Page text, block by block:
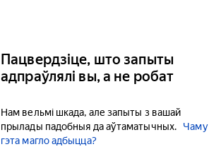
Пацвердзіце, што запыты
адпраўлялі вы, а не робат
Нам вельмі шкада, але запыты з вашай
прылады падобныя да аўтаматычных.
Чаму
гэта магло адбыцца?